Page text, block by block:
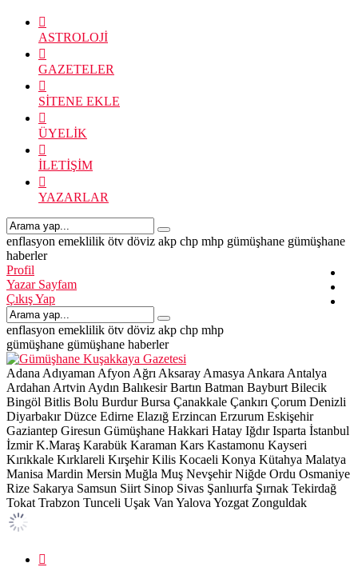
ASTROLOJİ
GAZETELER
SİTENE EKLE
ÜYELİK
İLETİŞİM
YAZARLAR
enflasyon emeklilik ötv döviz akp chp mhp gümüşhane gümüşhane
haberler
Profil
Yazar Sayfam
Çıkış Yap
enflasyon emeklilik ötv döviz akp chp mhp
gümüşhane gümüşhane haberler
Adana Adıyaman Afyon Ağrı Aksaray Amasya Ankara Antalya
Ardahan Artvin Aydın Balıkesir Bartın Batman Bayburt Bilecik
Bingöl Bitlis Bolu Burdur Bursa Çanakkale Çankırı Çorum Denizli
Diyarbakır Düzce Edirne Elazığ Erzincan Erzurum Eskişehir
Gaziantep Giresun Gümüşhane Hakkari Hatay Iğdır Isparta İstanbul
İzmir K.Maraş Karabük Karaman Kars Kastamonu Kayseri
Kırıkkale Kırklareli Kırşehir Kilis Kocaeli Konya Kütahya Malatya
Manisa Mardin Mersin Muğla Muş Nevşehir Niğde Ordu Osmaniye
Rize Sakarya Samsun Siirt Sinop Sivas Şanlıurfa Şırnak Tekirdağ
Tokat Trabzon Tunceli Uşak Van Yalova Yozgat Zonguldak